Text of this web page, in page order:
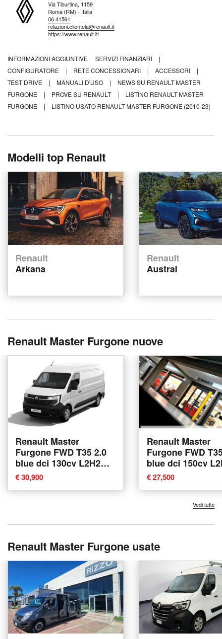
Via Tiburtina, 1159
Roma (RM) - Italia
06 41561
relazioni.clientela@renault.it
https://www.renault.it/
INFORMAZIONI AGGIUNTIVE SERVIZI FINANZIARI
|
CONFIGURATORE
| RETE CONCESSIONARI | ACCESSORI
|
TEST DRIVE
| MANUALI D'USO |
NEWS SU RENAULT MASTER
FURGONE
| PROVE SU RENAULT |
LISTINO RENAULT MASTER
FURGONE
| LISTINO USATO RENAULT MASTER FURGONE (2010-23)
Modelli top Renault
Renault
Arkana
Renault
Austral
Renault Master Furgone nuove
Renault Master
Furgone FWD T35 2.0
blue dci 130cv L2H2
nuova a Trento
€ 30,900
Renault Master
Furgone FWD
blue dci 150cv
EVIE nuova a
Tauro
€ 27,500
Vedi tutte
Renault Master Furgone usate